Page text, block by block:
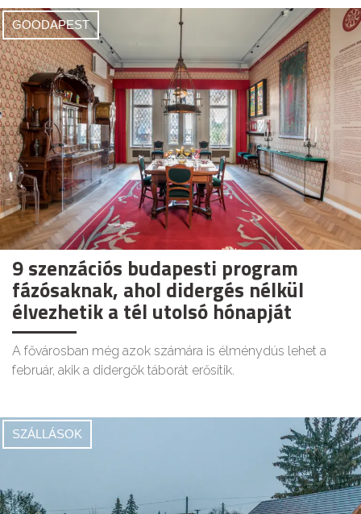
GOODAPEST
9 szenzációs budapesti program
fázósaknak, ahol didergés nélkül
élvezhetik a tél utolsó hónapját
A fővárosban még azok számára is élménydús lehet a
február, akik a didergők táborát erősítik.
SZÁLLÁSOK